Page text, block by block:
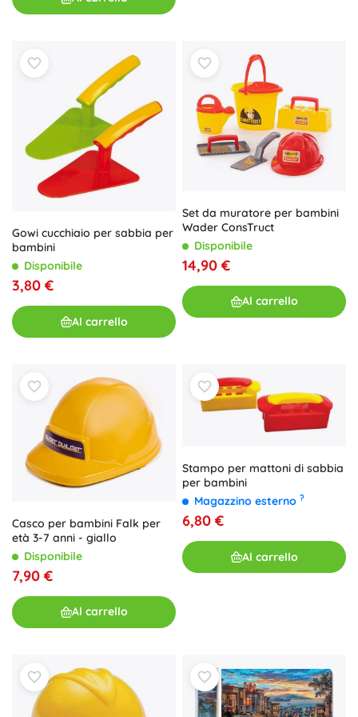
Gowi cucchiaio per sabbia per
bambini
Disponibile
3,80 €
Al carrello
Set da muratore per bambini
Wader ConsTruct
Disponibile
14,90 €
Al carrello
Casco per bambini Falk per
età 3-7 anni - giallo
Disponibile
7,90 €
Al carrello
Stampo per mattoni di sabbia
per bambini
Magazzino esterno ?
6,80 €
Al carrello